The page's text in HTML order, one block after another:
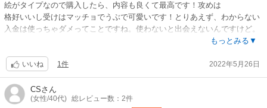
絵がタイプなので購入したら、内容も良くて最高です！攻めは
格好いいし受けはマッチョでうぶで可愛いです！とりあえず、わからない
入金は使っちゃダメってことですね。使わないと出会えないんですけど。
もっとみる▼
いいね 1件 2022年5月26日
CSさん
(女性/40代) 総レビュー数：2件